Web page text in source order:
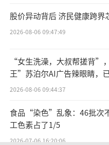
图2：飞鹤核心
依托于扎实的产
酪蛋白为核心的乳蛋
国内领先的酪蛋白规
底将发展成为酪蛋白
应乳企之一。
股价异动背后 济民健康跨界
2026-08-06 09:47:49
“女生洗澡，大叔帮搓背”
王”苏泊尔AI广告辣眼睛，
2026-08-06 09:44:37
食品“染色”乱象：46批次
工色素占了1/5
2026-07-06 16:20:06